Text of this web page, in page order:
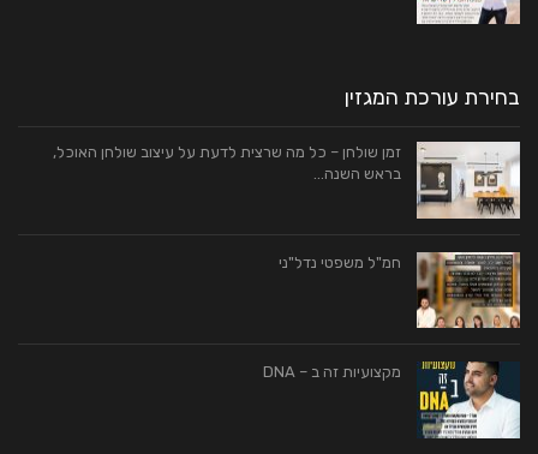
בחירת עורכת המגזין
זמן שולחן – כל מה שרצית לדעת על עיצוב שולחן האוכל,
בראש השנה…
חמ"ל משפטי נדל"ני
מקצועיות זה ב – DNA